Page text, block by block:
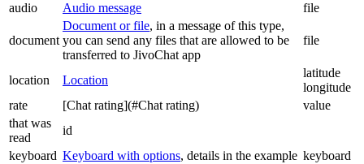
audio
Audio message file
document
Document or file, in a message of this type,
you can send any files that are allowed to be
transferred to JivoChat app
file
location Location
latitude
longitude
rate
[Chat rating](#Chat rating)
value
that was
read
id
keyboard Keyboard with options, details in the example keyboard